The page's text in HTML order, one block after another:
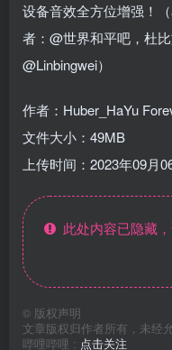
设备音效全方位增强！
者：@世界和平吧，杜
@Linbingwei）
作者：Huber_HaYu
文件大小：49MB
上传时间：2023年09月
此处内容已隐藏，
© 版权声明
文章版权归作者所有，未经
哔哩哔哩 : 点击关注